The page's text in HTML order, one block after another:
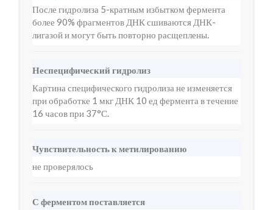
После гидролиза 5-кратным избытком фермента
более 90% фрагментов ДНК сшиваются ДНК-
лигазой и могут быть повторно расщеплены.
Неспецифический гидролиз
Картина специфического гидролиза не изменяется
при обработке 1 мкг ДНК 10 ед фермента в течение
16 часов при 37°С.
Чувствительность к метилированию
не проверялось
С ферментом поставляется